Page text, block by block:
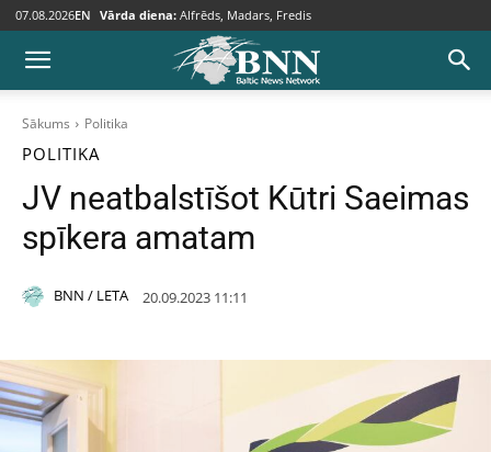
07.08.2026EN Vārda diena: Alfrēds, Madars, Fredis
Sākums Politika
POLITIKA
JV neatbalstīšot Kūtri Saeimas
spīkera amatam
BNN / LETA 20.09.2023 11:11